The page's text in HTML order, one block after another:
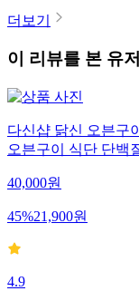
더보기
이 리뷰를 본 유
다신샵 닭신 오븐구
오븐구이 식단 단백
40,000원
45%21,900원
4.9